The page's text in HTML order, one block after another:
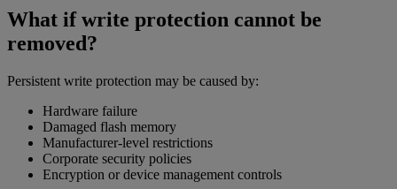
What if write protection cannot be
removed?
Persistent write protection may be caused by:
Hardware failure
Damaged flash memory
Manufacturer-level restrictions
Corporate security policies
Encryption or device management controls